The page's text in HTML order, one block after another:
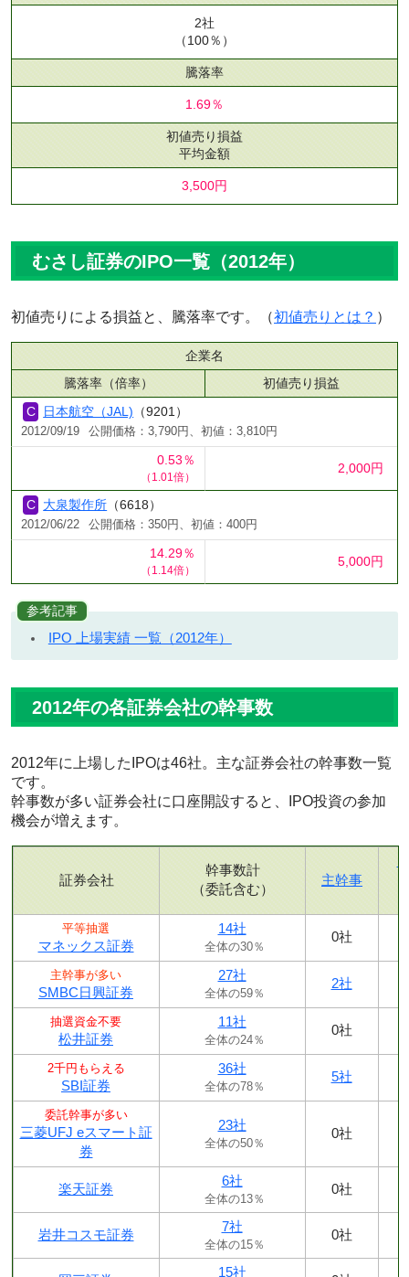
2社
（100％）
騰落率
1.69％
初値売り損益
平均金額
3,500円
むさし証券のIPO一覧（2012年）
初値売りによる損益と、騰落率です。（初値売りとは？ ）
企業名
騰落率（倍率）
初値売り損益
日本航空（JAL) （9201）
2012/09/19 公開価格：3,790円、初値：3,810円
0.53％
（1.01倍）
2,000円
大泉製作所 （6618）
2012/06/22 公開価格：350円、初値：400円
14.29％
（1.14倍）
5,000円
参考記事
IPO 上場実績 一覧（2012年）
2012年の各証券会社の幹事数
2012年に上場したIPOは46社。主な証券会社の幹事数一覧
です。
幹事数が多い証券会社に口座開設すると、IPO投資の参加
機会が増えます。
証券会社
幹事数計
（委託含む）
主幹事
平等抽選
マネックス証券
14社
全体の30％
0社
主幹事が多い
SMBC日興証券
27社
全体の59％
2社
抽選資金不要
松井証券
11社
全体の24％
0社
2千円もらえる
SBI証券
36社
全体の78％
5社
委託幹事が多い
三菱UFJ eスマート証
券
23社
全体の50％
0社
楽天証券
6社
全体の13％
0社
岩井コスモ証券
7社
全体の15％
0社
15社